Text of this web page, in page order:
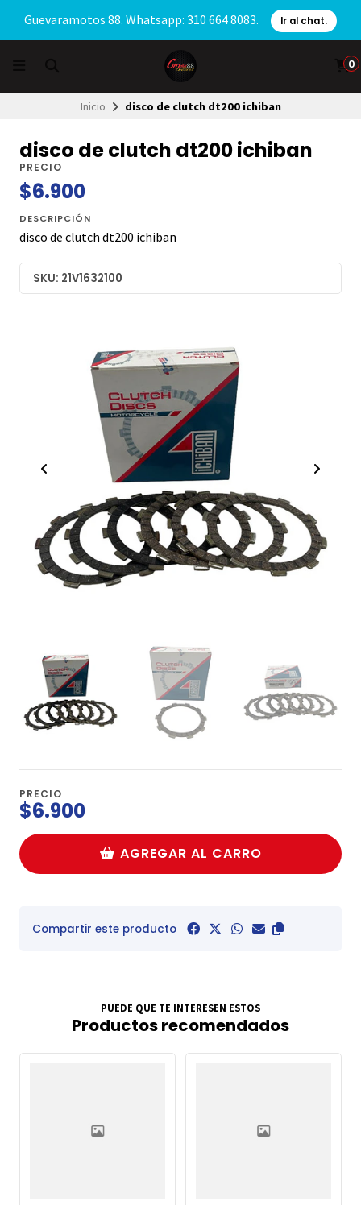
Guevaramotos 88. Whatsapp: 310 664 8083. Ir al chat.
0
Inicio disco de clutch dt200 ichiban
disco de clutch dt200 ichiban
PRECIO
$6.900
DESCRIPCIÓN
disco de clutch dt200 ichiban
SKU: 21V1632100
PRECIO
$6.900
AGREGAR AL CARRO
Compartir este producto
PUEDE QUE TE INTERESEN ESTOS
Productos recomendados